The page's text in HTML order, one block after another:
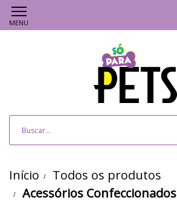
MENU
Início
Todos os produtos
Acessórios Confeccionados